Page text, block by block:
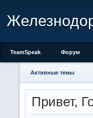
TeamSpeak Форум
Активные темы
Привет,